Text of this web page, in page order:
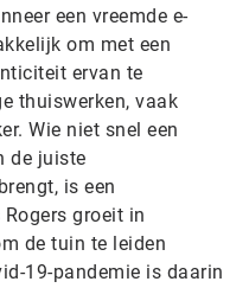
een vreemde e-
om met een
ervan te
thuiswerken, vaak
Wie niet snel een
de juiste
is een
groeit in
de tuin te leiden
19-pandemie is daarin